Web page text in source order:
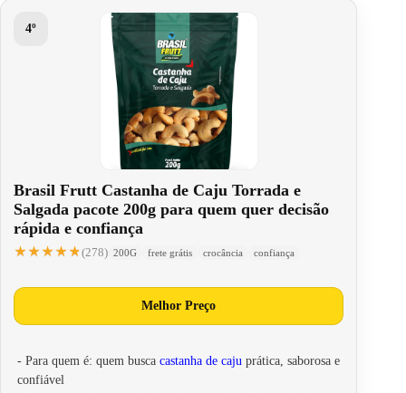
4º
Brasil Frutt Castanha de Caju Torrada e
Salgada pacote 200g para quem quer decisão
rápida e confiança
★★★★★
★★★★★ (278) 200G frete grátis crocância confiança
Melhor Preço
- Para quem é: quem busca castanha de caju prática, saborosa e
confiável